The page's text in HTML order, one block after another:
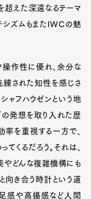
超えた深遠なるテーマ
シズムもまたIWCの魅
作性に優れ、余分な
練された知性を感じさ
シャフハウゼンという地
の発想を取り入れた歴
率を重視する一方で、
くるだろう。それは、
やどんな複雑機構にも
向き合う時計という道
感や高揚感など人間